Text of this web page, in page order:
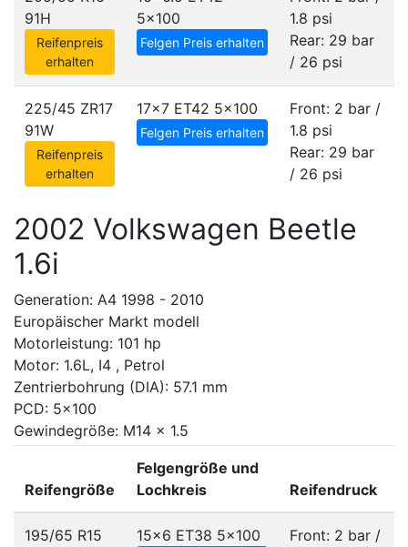
91H
Reifenpreis
erhalten
5x100
Felgen Preis erhalten
1.8 psi
Rear: 29 bar
/ 26 psi
225/45 ZR17
91W
Reifenpreis
erhalten
17x7 ET42 5x100
Felgen Preis erhalten
Front: 2 bar /
1.8 psi
Rear: 29 bar
/ 26 psi
2002 Volkswagen Beetle
1.6i
Generation: A4 1998 - 2010
Europäischer Markt modell
Motorleistung: 101 hp
Motor: 1.6L, I4 , Petrol
Zentrierbohrung (DIA): 57.1 mm
PCD: 5x100
Gewindegröße: M14 x 1.5
Reifengröße
Felgengröße und
Lochkreis
Reifendruck
195/65 R15
15x6 ET38 5x100
Front: 2 bar /